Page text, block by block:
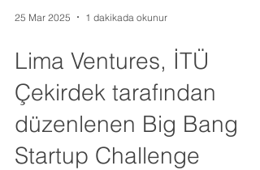
25 Mar 2025 1 dakikada okunur
Lima Ventures, İTÜ
Çekirdek tarafından
düzenlenen Big Bang
Startup Challenge